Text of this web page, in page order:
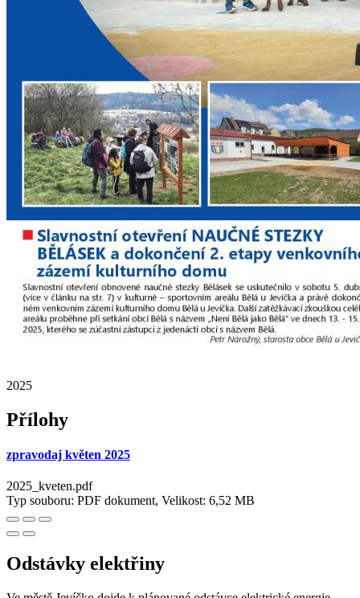
2025
Přílohy
zpravodaj květen 2025
2025_kveten.pdf
Typ souboru: PDF dokument, Velikost: 6,52 MB
Odstávky elektřiny